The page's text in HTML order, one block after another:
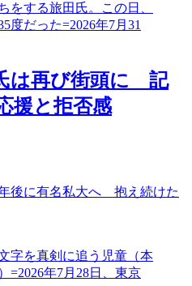
は再び街頭に 記
援と拒否感
後に有名私大へ 抱え続けた